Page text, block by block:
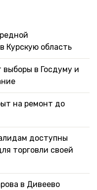
Курскую область
выборы в Госдуму и
на ремонт до
доступны
торговли своей
в Дивеево